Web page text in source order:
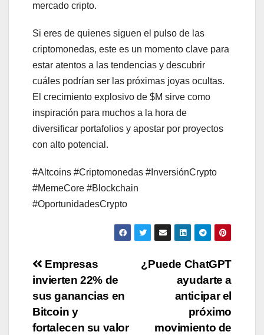
mercado cripto.
Si eres de quienes siguen el pulso de las
criptomonedas, este es un momento clave para
estar atentos a las tendencias y descubrir
cuáles podrían ser las próximas joyas ocultas.
El crecimiento explosivo de $M sirve como
inspiración para muchos a la hora de
diversificar portafolios y apostar por proyectos
con alto potencial.
#Altcoins #Criptomonedas #InversiónCrypto
#MemeCore #Blockchain
#OportunidadesCrypto
Post
navigation
¿Puede ChatGPT
ayudarte a
anticipar el
próximo
movimiento de
Empresas
invierten 22% de
sus ganancias en
Bitcoin y
fortalecen su valor